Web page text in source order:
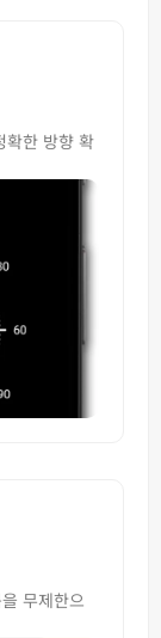
확한 방향 확
무제한으